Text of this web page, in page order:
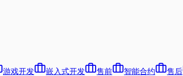
游戏开发 嵌入式开发 售前 智能合约 售后